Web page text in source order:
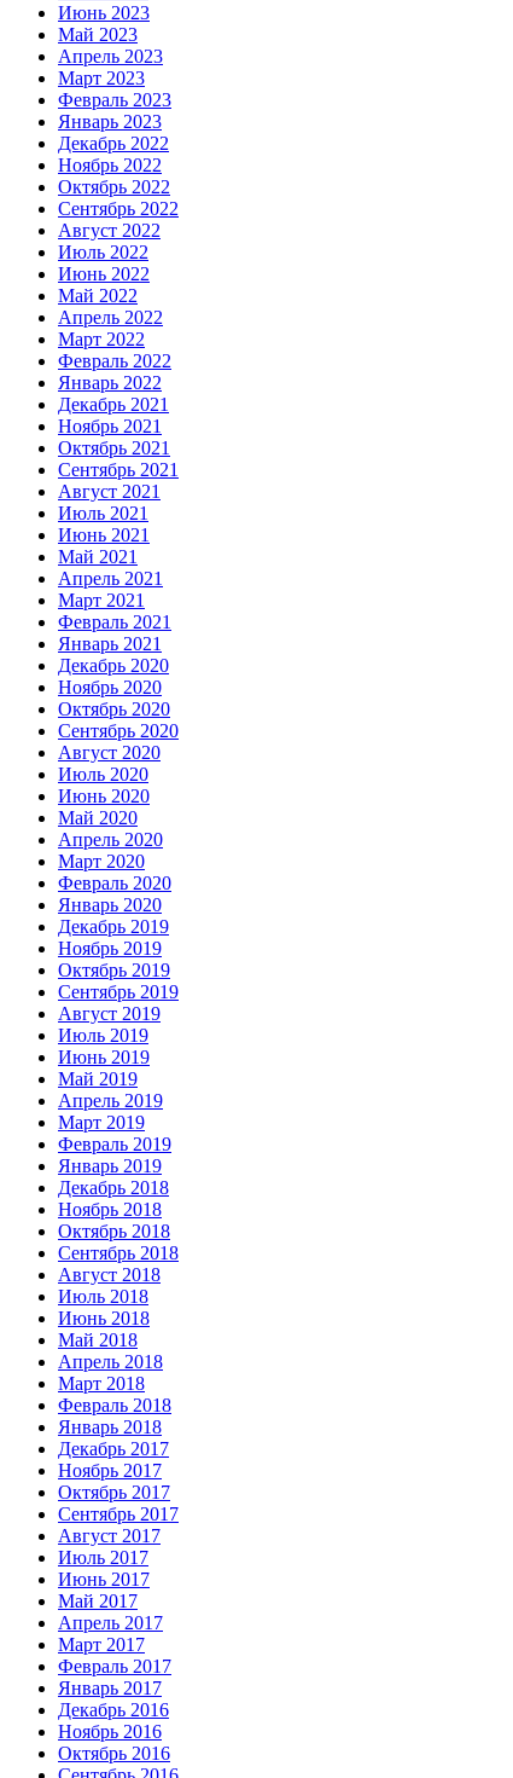
Июнь 2023
Май 2023
Апрель 2023
Март 2023
Февраль 2023
Январь 2023
Декабрь 2022
Ноябрь 2022
Октябрь 2022
Сентябрь 2022
Август 2022
Июль 2022
Июнь 2022
Май 2022
Апрель 2022
Март 2022
Февраль 2022
Январь 2022
Декабрь 2021
Ноябрь 2021
Октябрь 2021
Сентябрь 2021
Август 2021
Июль 2021
Июнь 2021
Май 2021
Апрель 2021
Март 2021
Февраль 2021
Январь 2021
Декабрь 2020
Ноябрь 2020
Октябрь 2020
Сентябрь 2020
Август 2020
Июль 2020
Июнь 2020
Май 2020
Апрель 2020
Март 2020
Февраль 2020
Январь 2020
Декабрь 2019
Ноябрь 2019
Октябрь 2019
Сентябрь 2019
Август 2019
Июль 2019
Июнь 2019
Май 2019
Апрель 2019
Март 2019
Февраль 2019
Январь 2019
Декабрь 2018
Ноябрь 2018
Октябрь 2018
Сентябрь 2018
Август 2018
Июль 2018
Июнь 2018
Май 2018
Апрель 2018
Март 2018
Февраль 2018
Январь 2018
Декабрь 2017
Ноябрь 2017
Октябрь 2017
Сентябрь 2017
Август 2017
Июль 2017
Июнь 2017
Май 2017
Апрель 2017
Март 2017
Февраль 2017
Январь 2017
Декабрь 2016
Ноябрь 2016
Октябрь 2016